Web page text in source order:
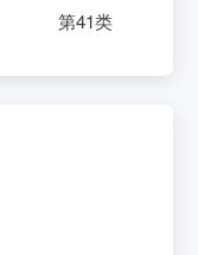
第41类